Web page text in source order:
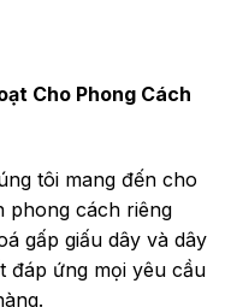
Cho Phong Cách
tôi mang đến cho
phong cách riêng
gấp giấu dây và dây
đáp ứng mọi yêu cầu